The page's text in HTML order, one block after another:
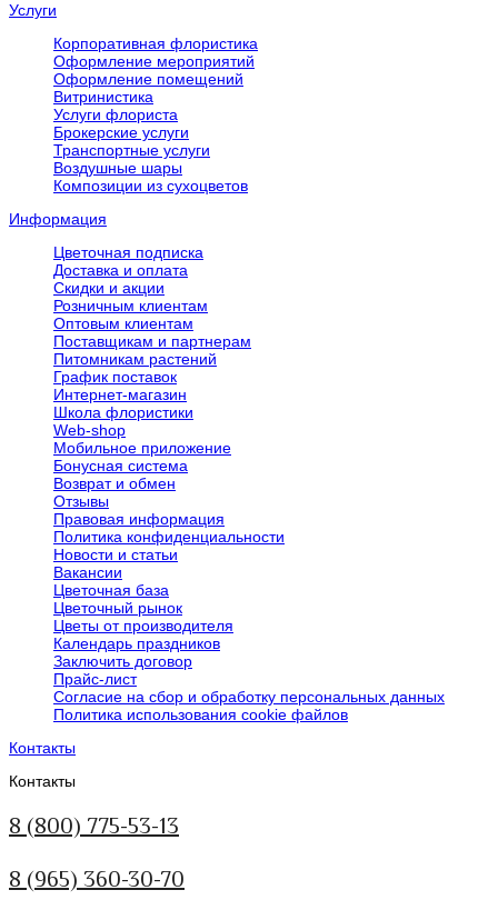
Услуги
Корпоративная флористика
Оформление мероприятий
Оформление помещений
Витринистика
Услуги флориста
Брокерские услуги
Транспортные услуги
Воздушные шары
Композиции из сухоцветов
Информация
Цветочная подписка
Доставка и оплата
Скидки и акции
Розничным клиентам
Оптовым клиентам
Поставщикам и партнерам
Питомникам растений
График поставок
Интернет-магазин
Школа флористики
Web-shop
Мобильное приложение
Бонусная система
Возврат и обмен
Отзывы
Правовая информация
Политика конфиденциальности
Новости и статьи
Вакансии
Цветочная база
Цветочный рынок
Цветы от производителя
Календарь праздников
Заключить договор
Прайс-лист
Согласие на сбор и обработку персональных данных
Политика использования сookie файлов
Контакты
Контакты
8 (800) 775-53-13
8 (965) 360-30-70